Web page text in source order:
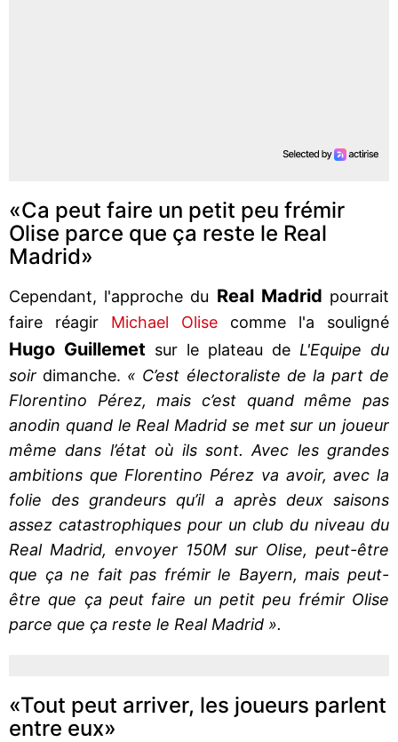
«Ca peut faire un petit peu frémir
Olise parce que ça reste le Real
Madrid»
Cependant, l'approche du Real Madrid pourrait
faire réagir Michael Olise comme l'a souligné
Hugo Guillemet sur le plateau de L'Equipe du
soir dimanche. « C’est électoraliste de la part de
Florentino Pérez, mais c’est quand même pas
anodin quand le Real Madrid se met sur un joueur
même dans l’état où ils sont. Avec les grandes
ambitions que Florentino Pérez va avoir, avec la
folie des grandeurs qu’il a après deux saisons
assez catastrophiques pour un club du niveau du
Real Madrid, envoyer 150M sur Olise, peut-être
que ça ne fait pas frémir le Bayern, mais peut-
être que ça peut faire un petit peu frémir Olise
parce que ça reste le Real Madrid ».
«Tout peut arriver, les joueurs parlent
entre eux»